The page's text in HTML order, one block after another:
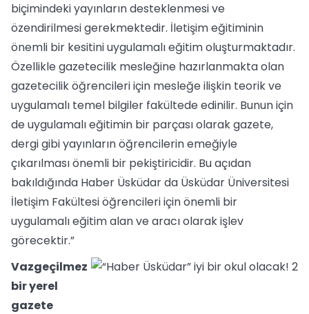
biçimindeki yayınların desteklenmesi ve
özendirilmesi gerekmektedir. İletişim eğitiminin
önemli bir kesitini uygulamalı eğitim oluşturmaktadır.
Özellikle gazetecilik mesleğine hazırlanmakta olan
gazetecilik öğrencileri için mesleğe ilişkin teorik ve
uygulamalı temel bilgiler fakültede edinilir. Bunun için
de uygulamalı eğitimin bir parçası olarak gazete,
dergi gibi yayınların öğrencilerin emeğiyle
çıkarılması önemli bir pekiştiricidir. Bu açıdan
bakıldığında Haber Üsküdar da Üsküdar Üniversitesi
İletişim Fakültesi öğrencileri için önemli bir
uygulamalı eğitim alan ve aracı olarak işlev
görecektir.”
Vazgeçilmez
bir yerel
gazete